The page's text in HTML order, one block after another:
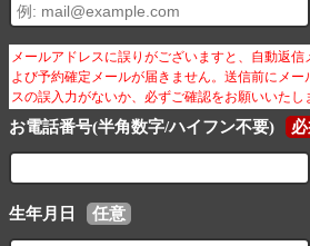
メールアドレスに誤りがございますと、自動返信
よび予約確定メールが届きません。送信前にメー
スの誤入力がないか、必ずご確認をお願いいたし
お電話番号(半角数字/ハイフン不要)
生年月日 任意